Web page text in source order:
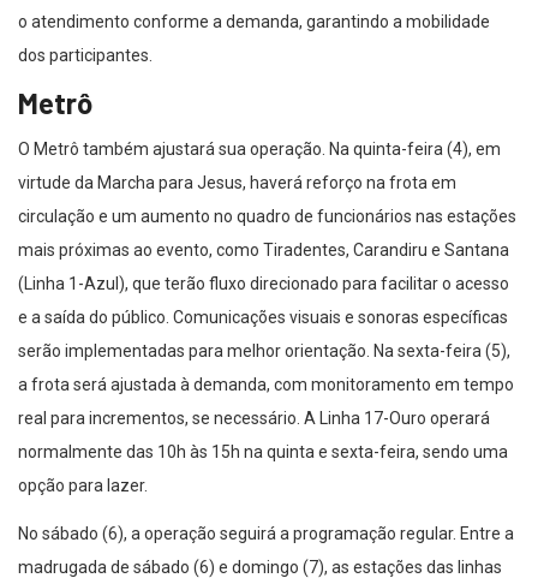
o atendimento conforme a demanda, garantindo a mobilidade
dos participantes.
Metrô
O Metrô também ajustará sua operação. Na quinta-feira (4), em
virtude da Marcha para Jesus, haverá reforço na frota em
circulação e um aumento no quadro de funcionários nas estações
mais próximas ao evento, como Tiradentes, Carandiru e Santana
(Linha 1-Azul), que terão fluxo direcionado para facilitar o acesso
e a saída do público. Comunicações visuais e sonoras específicas
serão implementadas para melhor orientação. Na sexta-feira (5),
a frota será ajustada à demanda, com monitoramento em tempo
real para incrementos, se necessário. A Linha 17-Ouro operará
normalmente das 10h às 15h na quinta e sexta-feira, sendo uma
opção para lazer.
No sábado (6), a operação seguirá a programação regular. Entre a
madrugada de sábado (6) e domingo (7), as estações das linhas